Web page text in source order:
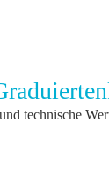
International
technische